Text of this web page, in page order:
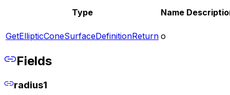
Type Name
GetEllipticConeSurfaceDefinitionReturn o
Fields
radius1